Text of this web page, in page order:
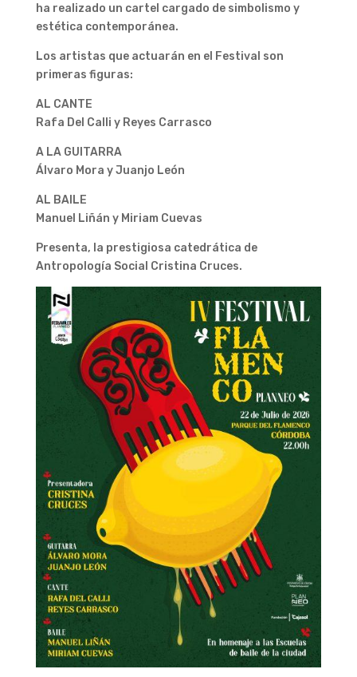
ha realizado un cartel cargado de simbolismo y
estética contemporánea.
Los artistas que actuarán en el Festival son
primeras figuras:
AL CANTE
Rafa Del Calli y Reyes Carrasco
A LA GUITARRA
Álvaro Mora y Juanjo León
AL BAILE
Manuel Liñán y Miriam Cuevas
Presenta, la prestigiosa catedrática de
Antropología Social Cristina Cruces.